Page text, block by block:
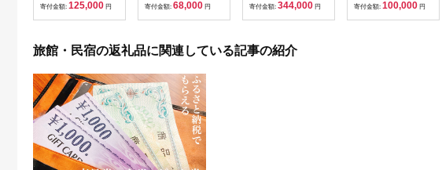
寄付金額: 125,000 円 寄付金額: 68,000 円
2食付き ペア宿泊券
ト 冷蔵庫インクルー
シブ グランディア あ
寄付金額: 344,000 円
ト 宿泊 飛騨高山
寄付金額: 100,000 円
旅館・民宿の返礼品に関連している記事の紹介